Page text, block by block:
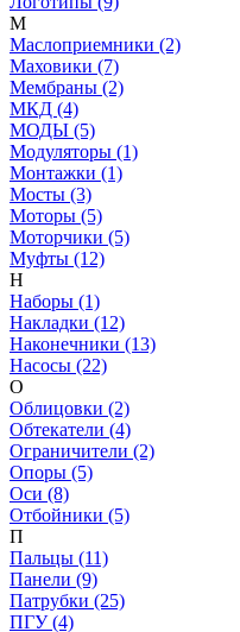
М
Маслоприемники (2)
Маховики (7)
Мембраны (2)
МКД (4)
МОДЫ (5)
Модуляторы (1)
Монтажки (1)
Мосты (3)
Моторы (5)
Моторчики (5)
Муфты (12)
Н
Наборы (1)
Накладки (12)
Наконечники (13)
Насосы (22)
О
Облицовки (2)
Обтекатели (4)
Ограничители (2)
Опоры (5)
Оси (8)
Отбойники (5)
П
Пальцы (11)
Панели (9)
Патрубки (25)
ПГУ (4)